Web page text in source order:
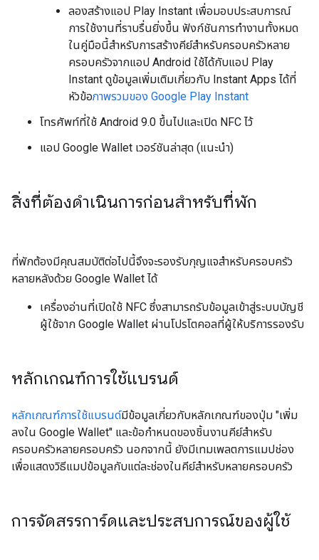
ลองสร้างแอป Play Instant เพื่อมอบประสบการณ์
การใช้งานที่ราบรื่นยิ่งขึ้น ฟังก์ชันการทำงานทั้งหมด
ในคู่มือนี้สำหรับการสร้างคีย์สำหรับครอบครัวหลาย
ครอบครัวจากแอป Android ใช้ได้กับแอป Play
Instant ดูข้อมูลเพิ่มเติมเกี่ยวกับ Instant Apps ได้ที่
หัวข้อภาพรวมของ Google Play Instant
โทรศัพท์ที่ใช้ Android 9.0 ขึ้นไปและเปิด NFC ไว้
แอป Google Wallet เวอร์ชันล่าสุด (แนะนำ)
สิ่งที่ต้องดำเนินการก่อนสำหรับที่พัก
ที่พักต้องมีคุณสมบัติต่อไปนี้จึงจะรองรับกุญแจสำหรับครอบครัว
หลายหลังด้วย Google Wallet ได้
เครื่องอ่านที่เปิดใช้ NFC ซึ่งสามารถรับข้อมูลเข้าสู่ระบบบัญชี
ผู้ใช้จาก Google Wallet ผ่านโปรโตคอลที่ผู้ให้บริการรองรับ
หลักเกณฑ์การใช้แบรนด์
หลักเกณฑ์การใช้แบรนด์มีข้อมูลเกี่ยวกับหลักเกณฑ์ของปุ่ม "เพิ่ม
ลงใน Google Wallet" และข้อกำหนดของชิ้นงานคีย์สำหรับ
ครอบครัวหลายครอบครัว นอกจากนี้ ยังมีเทมเพลตการแมปช่อง
เพื่อแสดงวิธีแมปข้อมูลกับแต่ละช่องในคีย์สำหรับหลายครอบครัว
การจัดสรรการ์ดและประสบการณ์ของผู้ใช้